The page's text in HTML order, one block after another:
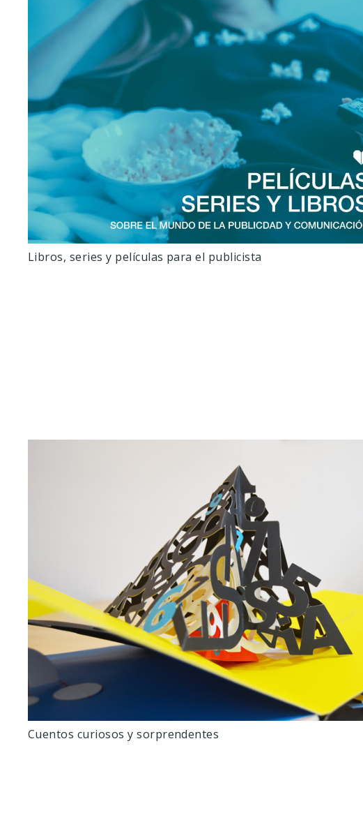
Libros, series y películas para el publicista
Cuentos curiosos y sorprendentes